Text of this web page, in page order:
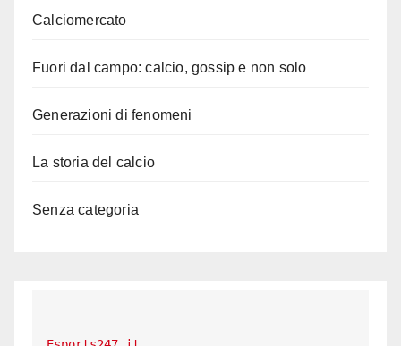
Calciomercato
Fuori dal campo: calcio, gossip e non solo
Generazioni di fenomeni
La storia del calcio
Senza categoria